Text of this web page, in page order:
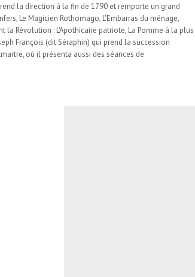
la direction à la fin de 1790 et remporte un grand
Le Magicien Rothomago, L'Embarras du ménage,
Révolution : L'Apothicaire patriote, La Pomme à la plus
François (dit Séraphin) qui prend la succession
où il présenta aussi des séances de